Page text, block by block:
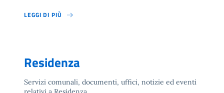
LEGGI DI PIÙ
Residenza
Servizi comunali, documenti, uffici, notizie ed eventi